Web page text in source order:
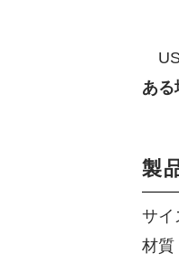
US
ある
製
サ
材